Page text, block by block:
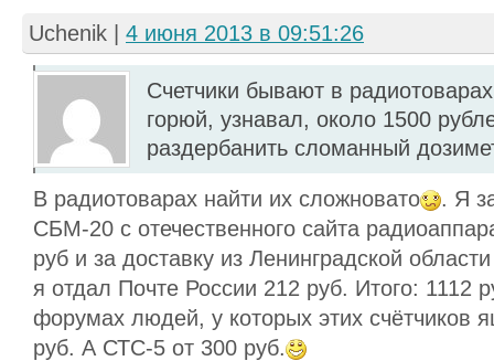
Uchenik 4 июня 2013 в 09:51:26
Счетчики бывают в
горюй, узнавал, около 1500
раздербанить сломанный
В радиотоварах найти их сложновато
. Я
СБМ-20 с отечественного сайта
руб и за доставку из Ленинградской
я отдал Почте России 212 руб. Итого: 1112
форумах людей, у которых этих счётчиков
руб. А СТС-5 от 300 руб.